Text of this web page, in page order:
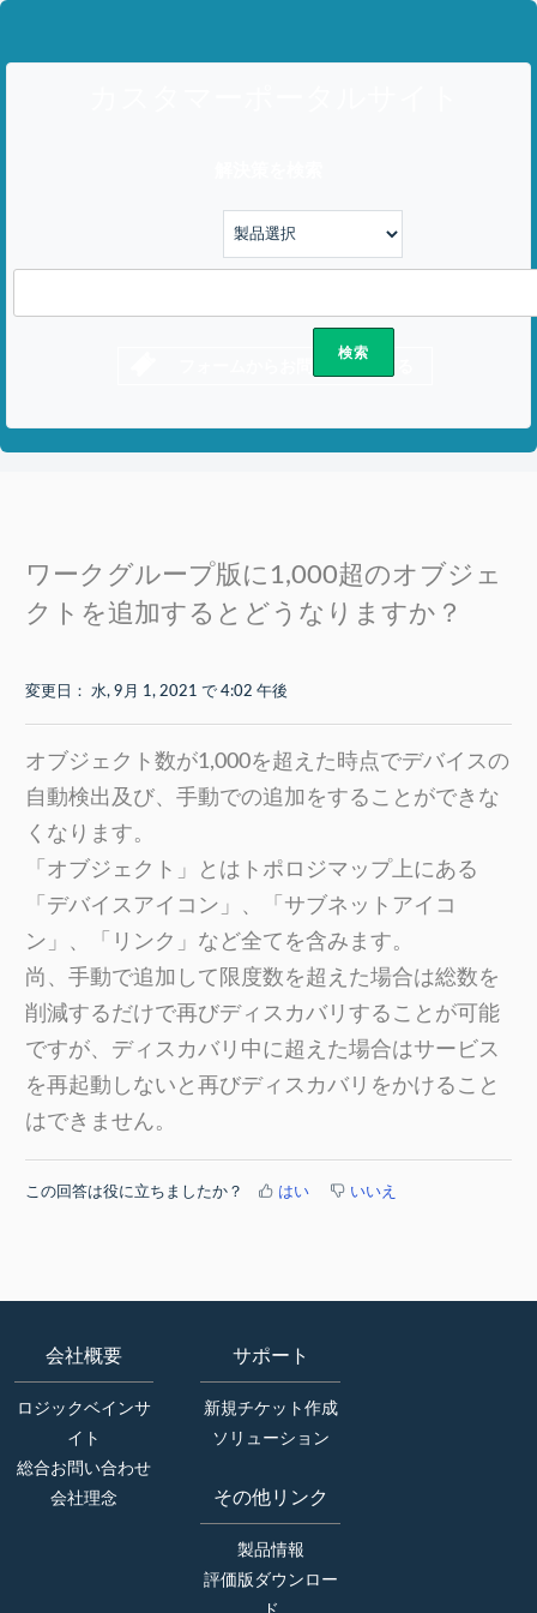
ワークグループ版に1,000超のオブジェ
クトを追加するとどうなりますか？
変更日： 水, 9月 1, 2021 で 4:02 午後
オブジェクト数が1,000を超えた時点でデバイスの
自動検出及び、手動での追加をすることができな
くなります。
「オブジェクト」とはトポロジマップ上にある
「デバイスアイコン」、「サブネットアイコ
ン」、「リンク」など全てを含みます。
尚、手動で追加して限度数を超えた場合は総数を
削減するだけで再びディスカバリすることが可能
ですが、ディスカバリ中に超えた場合はサービス
を再起動しないと再びディスカバリをかけること
はできません。
この回答は役に立ちましたか？ はい いいえ
会社概要
ロジックベインサ
イト
総合お問い合わせ
会社理念
サポート
新規チケット作成
ソリューション
その他リンク
製品情報
評価版ダウンロー